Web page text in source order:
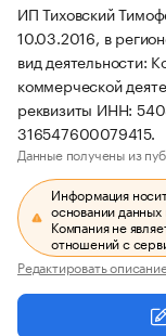
ИП Тиховский
10.03.2016, в
вид деятельности:
коммерческой
реквизиты ИНН:
316547600079415.
Данные получены из
Информация
основании данных
Компания не
отношений с
Редактировать